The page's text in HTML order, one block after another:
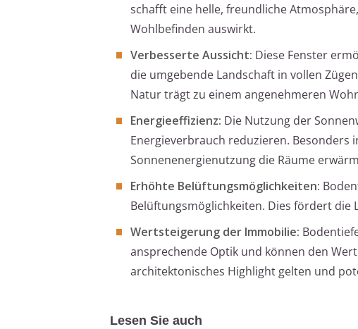
schafft eine helle, freundliche
Wohlbefinden auswirkt.
Verbesserte Aussicht: Diese Fenster
die umgebende Landschaft in vollen
Natur trägt zu einem angenehmeren
Energieeffizienz: Die Nutzung der
Energieverbrauch reduzieren. Besonders
Sonnenenergienutzung die Räume
Erhöhte Belüftungsmöglichkeiten:
Belüftungsmöglichkeiten. Dies fördert die
Wertsteigerung der Immobilie:
ansprechende Optik und können den
architektonisches Highlight gelten und
Lesen Sie auch